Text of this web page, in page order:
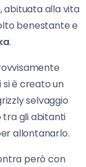
abituata alla vita
benestante e
.
si è creato un
selvaggio
gli abitanti
allontanarlo.
però con